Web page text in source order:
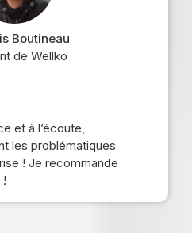
Boutineau
de Wellko
et à l’écoute,
les problématiques
! Je recommande